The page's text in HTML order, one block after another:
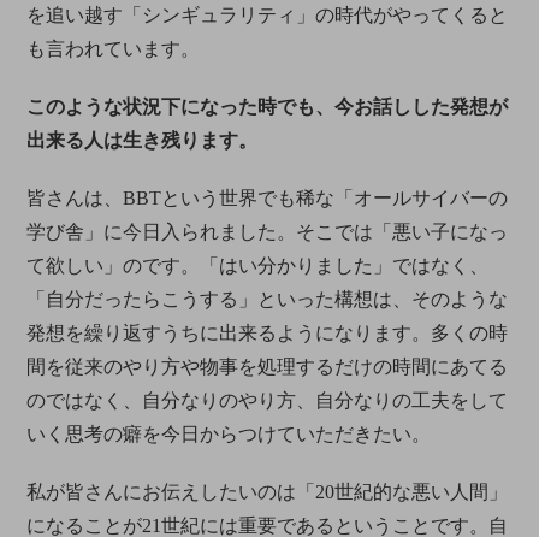
を追い越す「シンギュラリティ」の時代がやってくると
も言われています。
このような状況下になった時でも、今お話しした発想が
出来る人は生き残ります。
皆さんは、BBTという世界でも稀な「オールサイバーの
学び舎」に今日入られました。そこでは「悪い子になっ
て欲しい」のです。「はい分かりました」ではなく、
「自分だったらこうする」といった構想は、そのような
発想を繰り返すうちに出来るようになります。多くの時
間を従来のやり方や物事を処理するだけの時間にあてる
のではなく、自分なりのやり方、自分なりの工夫をして
いく思考の癖を今日からつけていただきたい。
私が皆さんにお伝えしたいのは「20世紀的な悪い人間」
になることが21世紀には重要であるということです。自